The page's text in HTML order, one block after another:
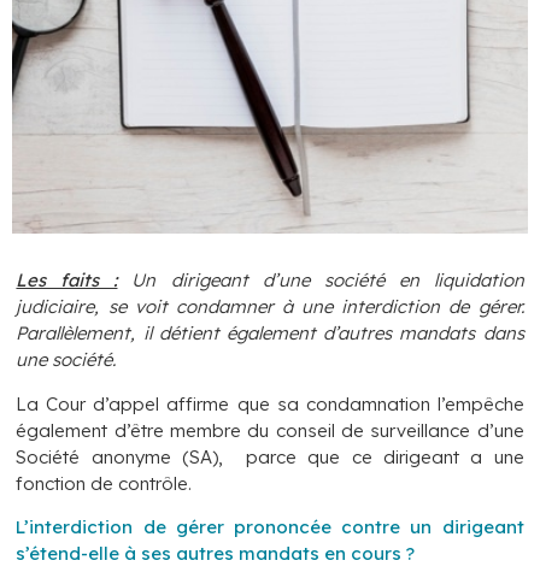
Les faits :Un dirigeant d’une société en liquidation
judiciaire, se voit condamner à une interdiction de gérer.
Parallèlement, il détient également d’autres mandats dans
une société.
La Cour d’appel affirme que sa condamnation l’empêche
également d’être membre du conseil de surveillance d’une
Société anonyme (SA), parce que ce dirigeant a une
fonction de contrôle.
L’interdiction de gérer prononcée contre un dirigeant
s’étend-elle à ses autres mandats en cours ?